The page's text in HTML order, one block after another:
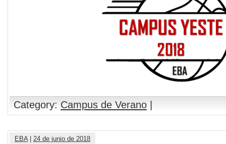
Category: Campus de Verano |
EBA | 24 de junio de 2018